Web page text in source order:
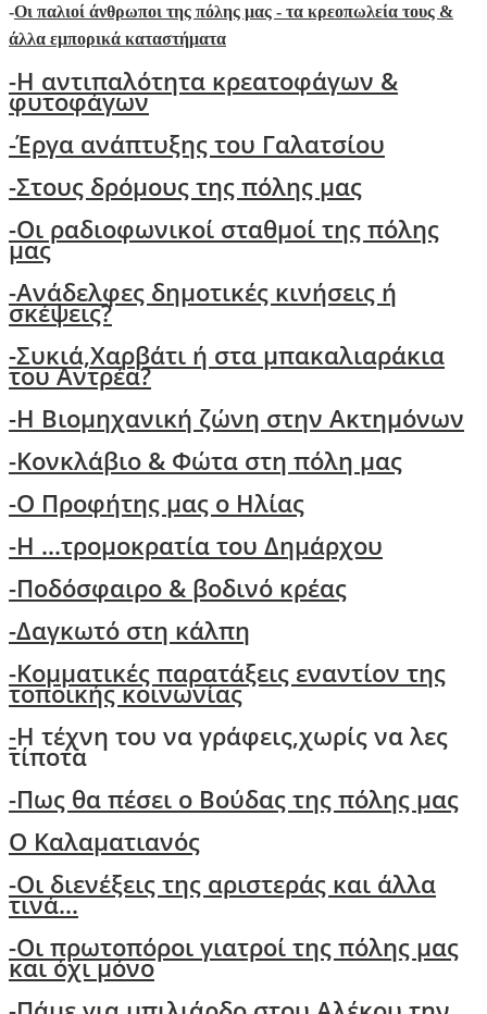
-Οι παλιοί άνθρωποι της πόλης μας - τα κρεοπωλεία τους &
άλλα εμπορικά καταστήματα
-Η αντιπαλότητα κρεατοφάγων &
φυτοφάγων
-Έργα ανάπτυξης του Γαλατσίου
-Στους δρόμους της πόλης μας
-Oι ραδιοφωνικοί σταθμοί της πόλης
μας
-Ανάδελφες δημοτικές κινήσεις ή
σκέψεις?
-Συκιά,Χαρβάτι ή στα μπακαλιαράκια
του Αντρέα?
-Η Βιομηχανική ζώνη στην Ακτημόνων
-Κονκλάβιο & Φώτα στη πόλη μας
-Ο Προφήτης μας ο Ηλίας
-Η ...τρομοκρατία του Δημάρχου
-Ποδόσφαιρο & βοδινό κρέας
-Δαγκωτό στη κάλπη
-Kομματικές παρατάξεις εναντίον της
τοποικής κοινωνίας
-Η τέχνη του να γράφεις,χωρίς να λες
τίποτα
-Πως θα πέσει ο Βούδας της πόλης μας
O Kαλαματιανός
-Oι διενέξεις της αριστεράς και άλλα
τινά...
-Οι πρωτοπόροι γιατροί της πόλης μας
και όχι μόνο